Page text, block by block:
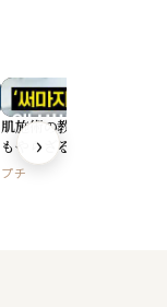
肌施術の教科書「サーマ
もやらざるを得ない理由
プチ
›